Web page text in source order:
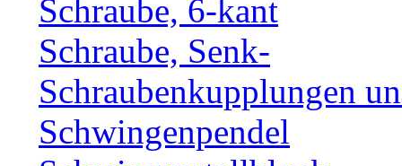
Schraube, 6-kant
Schraube, Senk-
Schraubenkupplungen
Schwingenpendel